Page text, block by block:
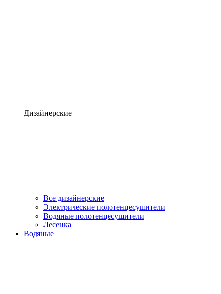
Дизайнерские
Все дизайнерские
Электрические полотенцесушители
Водяные полотенцесушители
Лесенка
Водяные